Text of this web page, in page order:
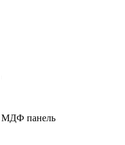
МДФ панель